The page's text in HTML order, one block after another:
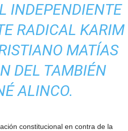
INDEPENDIENTE
RADICAL KARIM
MATÍAS
DEL TAMBIÉN
ALINCO.
constitucional en contra de la